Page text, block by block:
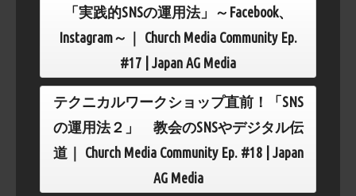
「実践的SNSの運用法」～Facebook、
Instagram～｜ Church Media Community Ep.
#17 | Japan AG Media
テクニカルワークショップ直前！「SNS
の運用法２」 教会のSNSやデジタル伝
道｜ Church Media Community Ep. #18 | Japan
AG Media